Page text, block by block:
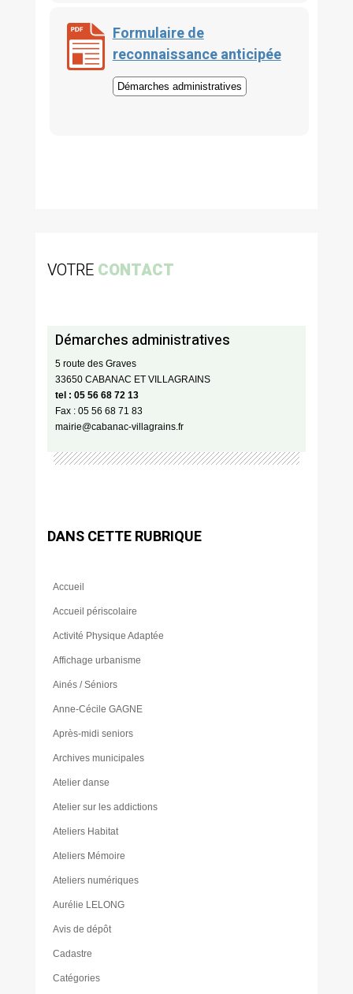
Formulaire de
reconnaissance anticipée
Démarches administratives
VOTRE CONTACT
Démarches administratives
5 route des Graves
33650 CABANAC ET VILLAGRAINS
tel : 05 56 68 72 13
Fax : 05 56 68 71 83
mairie@cabanac-villagrains.fr
DANS CETTE RUBRIQUE
Accueil
Accueil périscolaire
Activité Physique Adaptée
Affichage urbanisme
Ainés / Séniors
Anne-Cécile GAGNE
Après-midi seniors
Archives municipales
Atelier danse
Atelier sur les addictions
Ateliers Habitat
Ateliers Mémoire
Ateliers numériques
Aurélie LELONG
Avis de dépôt
Cadastre
Catégories